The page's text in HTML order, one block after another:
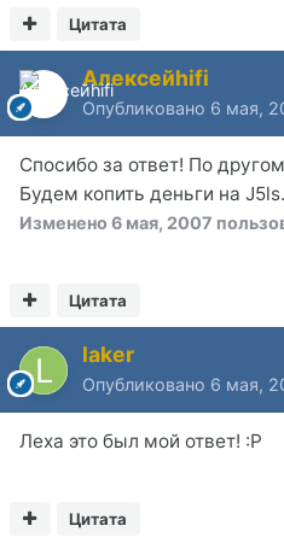
Цитата
Алексейhifi
Опубликовано 6 мая,
Спосибо за ответ! По
Будем копить деньги на
Изменено 6 мая, 2007
Цитата
laker
Опубликовано 6 мая,
Леха это был мой ответ! :P
Цитата